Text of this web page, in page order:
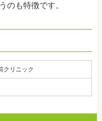
のも特徴です。
クリニック